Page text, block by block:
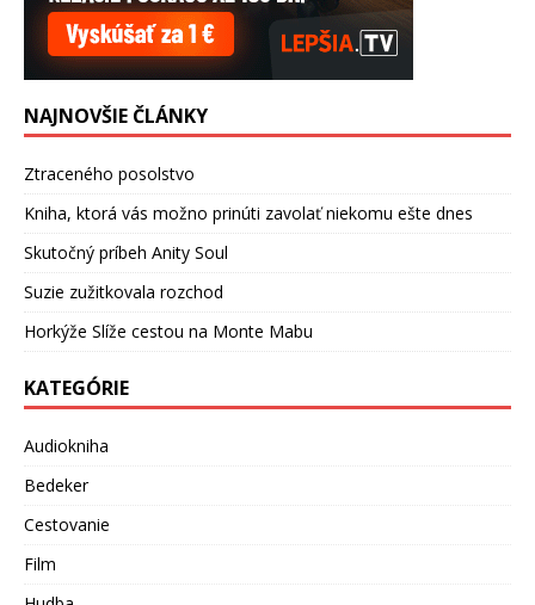
NAJNOVŠIE ČLÁNKY
Ztraceného posolstvo
Kniha, ktorá vás možno prinúti zavolať niekomu ešte dnes
Skutočný príbeh Anity Soul
Suzie zužitkovala rozchod
Horkýže Slíže cestou na Monte Mabu
KATEGÓRIE
Audiokniha
Bedeker
Cestovanie
Film